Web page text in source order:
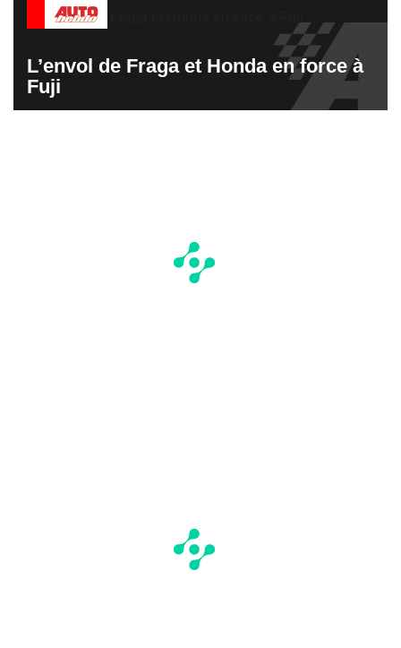
L’envol de Fraga et Honda en force à
Fuji